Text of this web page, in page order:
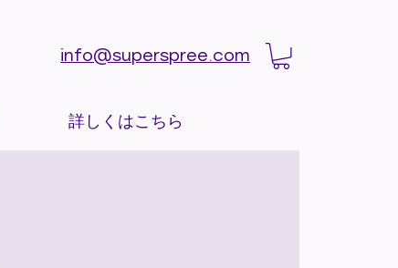
info@superspree.com
詳しくはこちら